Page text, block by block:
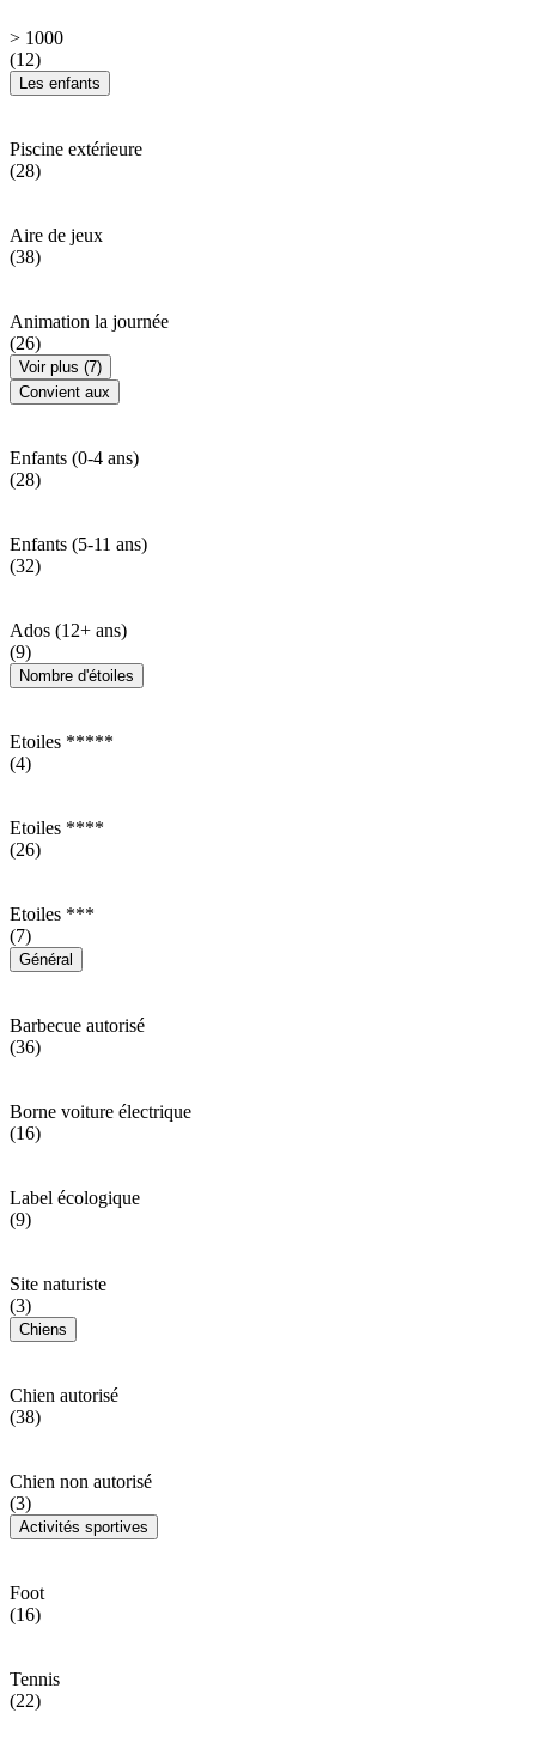
> 1000
(12)
Les enfants
Piscine extérieure
(28)
Aire de jeux
(38)
Animation la journée
(26)
Voir plus (7)
Convient aux
Enfants (0-4 ans)
(28)
Enfants (5-11 ans)
(32)
Ados (12+ ans)
(9)
Nombre d'étoiles
Etoiles *****
(4)
Etoiles ****
(26)
Etoiles ***
(7)
Général
Barbecue autorisé
(36)
Borne voiture électrique
(16)
Label écologique
(9)
Site naturiste
(3)
Chiens
Chien autorisé
(38)
Chien non autorisé
(3)
Activités sportives
Foot
(16)
Tennis
(22)